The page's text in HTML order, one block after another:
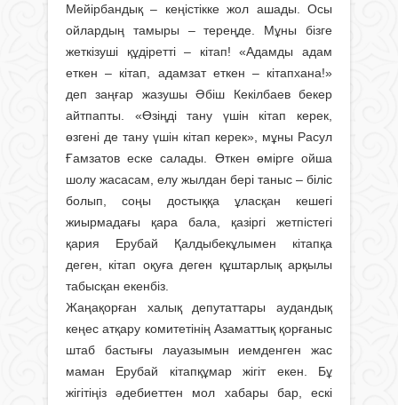
Мейірбандық – кеңістікке жол ашады. Осы
ойлардың тамыры – тереңде. Мұны бізге
жеткізуші құдіретті – кітап! «Адамды адам
еткен – кітап, адамзат еткен – кітапхана!»
деп заңғар жазушы Әбіш Кекілбаев бекер
айтпапты. «Өзіңді тану үшін кітап керек,
өзгені де тану үшін кітап керек», мұны Расул
Ғамзатов еске салады. Өткен өмірге ойша
шолу жасасам, елу жылдан бері таныс – біліс
болып, соңы достыққа ұласқан кешегі
жиырмадағы қара бала, қазіргі жетпістегі
қария Ерубай Қалдыбекұлымен кітапқа
деген, кітап оқуға деген құштарлық арқылы
табысқан екенбіз.
Жаңақорған халық депутаттары аудандық
кеңес атқару комитетінің Азаматтық қорғаныс
штаб бастығы лауазымын иемденген жас
маман Ерубай кітапқұмар жігіт екен. Бұ
жігітіңіз әдебиеттен мол хабары бар, ескі